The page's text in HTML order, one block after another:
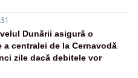
Dunării asigură o
a centralei de la Cernavodă
zile dacă debitele vor